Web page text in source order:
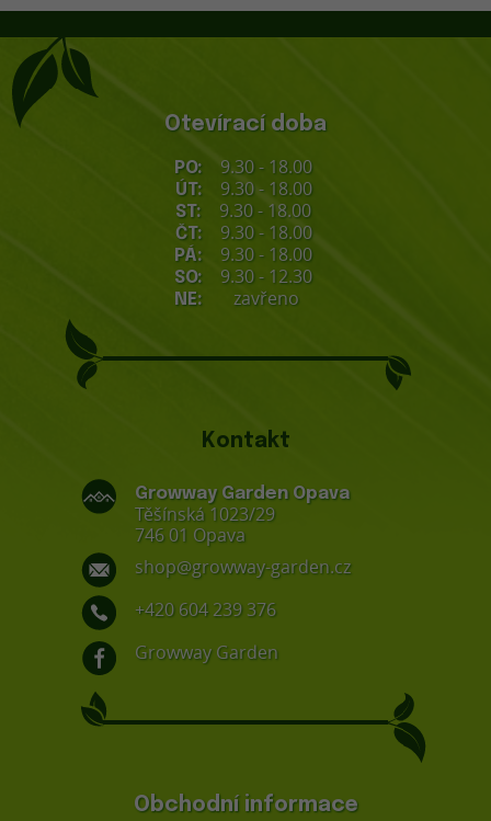
Otevírací doba
PO: 9.30 - 18.00
ÚT: 9.30 - 18.00
ST: 9.30 - 18.00
ČT: 9.30 - 18.00
PÁ: 9.30 - 18.00
SO: 9.30 - 12.30
NE: zavřeno
Kontakt
Growway Garden Opava
Těšínská 1023/29
746 01 Opava
shop@growway-garden.cz
+420 604 239 376
Growway Garden
Obchodní informace